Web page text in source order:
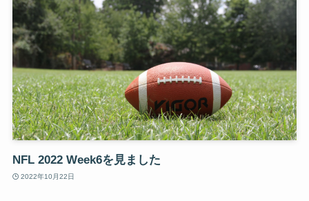
NFL 2022 Week6を見ました
2022年10月22日